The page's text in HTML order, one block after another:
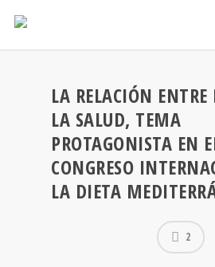
LA RELACIÓN
LA SALUD, TEMA
PROTAGONISTA EN
CONGRESO
LA DIETA
2